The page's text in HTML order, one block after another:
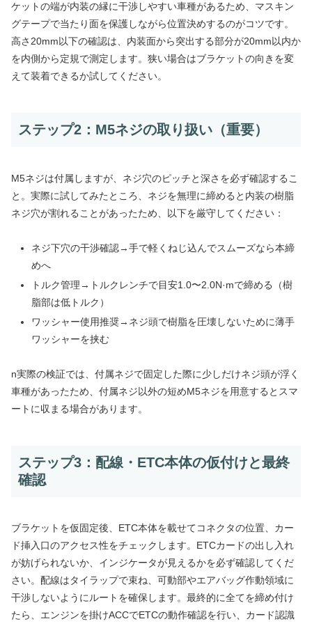
ケットの端が内装の縁に干渉しやすい車種があるため、マスキン
グテープで当たり面を保護しながら位置決めするのがコツです。
高さ20mm以下の確認は、内装面から突出する部分が20mm以内か
を内側から定規で測定します。狭い場合はブラケットの向きを変
えて装着できるか試してください。
ステップ2：M5ネジの取り扱い（重要）
M5ネジは付属しますが、ネジ穴のピッチと深さを必ず確認するこ
と。実際に試してみたところ、ネジを無理に締めると内装の樹脂
ネジ穴が割れることがあったため、以下を厳守してください：
ネジ下穴の干渉確認→手で軽くねじ込んでスムーズなら本締
めへ
トルク管理→トルクレンチで目安1.0〜2.0N·mで締める（樹
脂部は低トルク）
ワッシャー使用推奨→ネジ頭で樹脂を圧壊しないために薄手
ワッシャーを挟む
n実際の検証では、付属ネジで固定した際に少しだけネジ頭が浮く
車種があったため、付属ネジ以外の短めM5ネジを用意するとスマ
ートに収まる場合があります。
ステップ3：配線・ETC本体の仮付けと最終
確認
ブラケットを仮固定後、ETC本体を載せてコネクタの位置、カー
ド挿入口のアクセス性をチェックします。ETCカードの出し入れ
が妨げられないか、インジケータが見えるかを必ず確認してくだ
さい。配線はタイラップで束ね、可動部やエアバッグ作動領域に
干渉しないようにルートを確保します。最終的に全てを締め付け
たら、エンジンを掛けACCでETCの動作確認を行い、カード認識